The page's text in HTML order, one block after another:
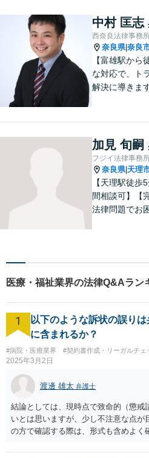
中村 匡志
西奈良法律事務
奈良県|奈良
【富雄駅から
な対応で、ト
解決に導きま
続・遺言・交
債務整理など
い。
加見 旬嗣
フジイ法律事務
奈良県| 天理
【天理駅徒歩
間相談可】【
法律問題でお
いたします。
が納得のいく
です。
医療・福祉業界の法律Q&Aラン
1
以下のような訴状の誤り
に含まれるか？
#病院・医療業界 #契約書作成・リーガルチェ
2025年3月2日
渡邊 雄太 弁護士
結論としては、現時点で致命的（懲戒
いとは思いますが、少し不注意な点が
の方で確認する際は、形式も含めよく
正 →のぞましくはないですが、時た